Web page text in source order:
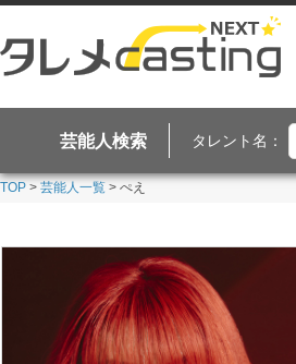
芸能人検索 タレント名：
TOP > 芸能人一覧 > ぺえ